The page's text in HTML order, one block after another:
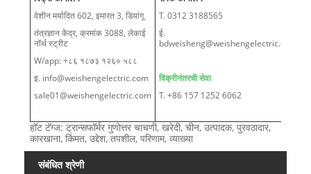
वेशीन मर्यादित 602, इमारत 3, डियांगू
तंत्रज्ञान केंद्र, क्रमांक 3088, लेकाई
नॉर्थ स्ट्रीट
W/app: +८६ १८७३ १२६० ५८८
इ. info@weishengelectric.com
sale01@weishengelectric.com
T. 0312 3188565
ई.
bdweisheng@weishengelectric.com
विक्रीनंतरची सेवा
T. +86 157 1252 6062
हॉट टॅग्ज: ट्रान्सफॉर्मर गुणोत्तर चाचणी, खरेदी, चीन, उत्पादक, पुरवठादार,
कारखाना, किंमत, उद्देश, तपशील, परिणाम, व्याख्या
संबंधित श्रेणी